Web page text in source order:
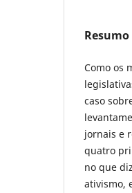
Resumo
Como os
caso
jornais e
quatro
no que
ativismo,